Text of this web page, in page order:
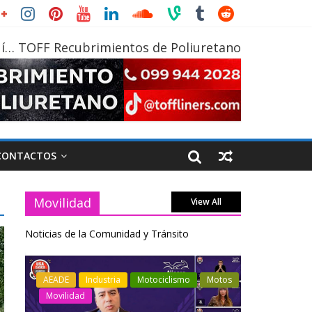
TOFF Recubrimientos de Poliuretano
Movilidad View All
Noticias de la Comunidad y Tránsito
Industria Movilidad
Transporte
Varios